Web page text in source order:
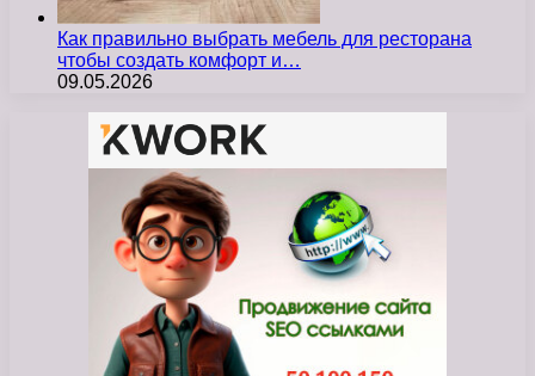
Как правильно выбрать мебель для ресторана
чтобы создать комфорт и…
09.05.2026